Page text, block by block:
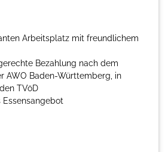
Arbeitsplatz mit freundlichem
Bezahlung nach dem
AWO Baden-Württemberg, in
TVöD
Essensangebot